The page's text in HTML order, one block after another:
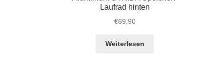
Laufrad hinten
€69,90
Weiterlesen